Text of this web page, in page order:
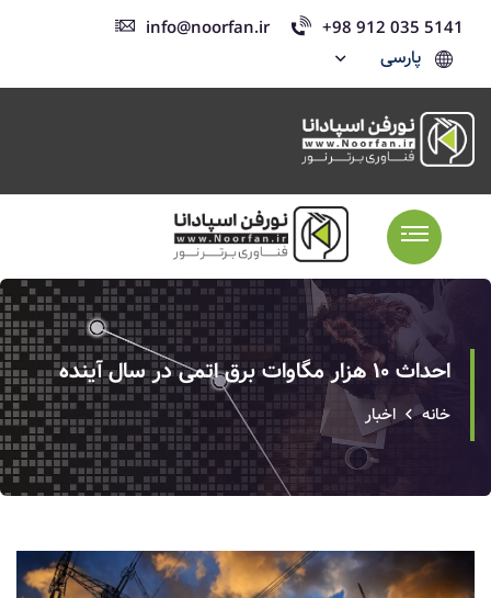
+98 912 035 5141
info@noorfan.ir
پارسی
احداث ۱۰ هزار مگاوات برق اتمی در سال آینده
خانه اخبار